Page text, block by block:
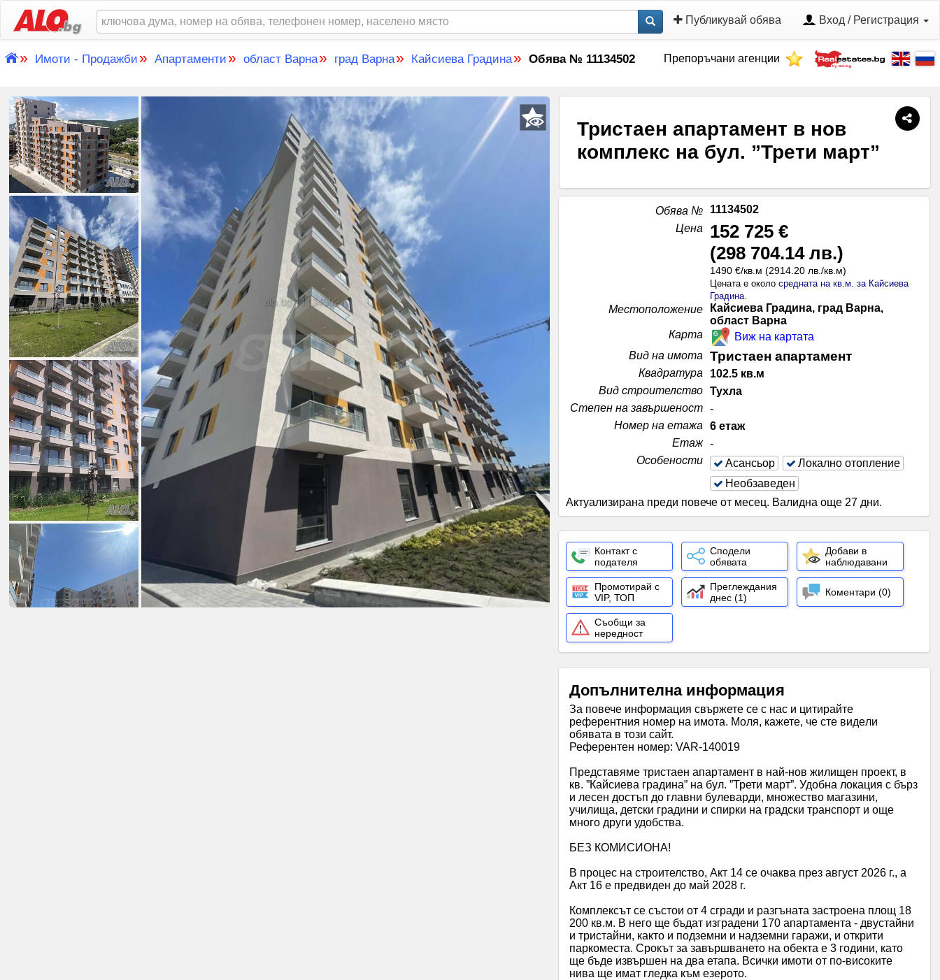
Публикувай обява Вход / Регистрация
Препоръчани агенции
» Имоти - Продажби » Апартаменти » област Варна» град Варна» Кайсиева Градина» Обява № 11134502
Тристаен апартамент в нов
комплекс на бул. ”Трети март”
Обява №
11134502
Цена
152 725 €
(298 704.14 лв.)
1490 €/кв.м (2914.20 лв./кв.м)
Цената е околосредната на кв.м. за Кайсиева
Градина
Местоположение
Кайсиева Градина, град Варна,
област Варна
Карта
Виж на картата
Вид на имота
Тристаен апартамент
Квадратура
102.5 кв.м
Вид строителство Тухла
Степен на завършеност -
Номер на етажа
6 етаж
Етаж -
Особености
Асансьор
Локално отопление
Необзаведен
Актуализирана преди повече от месец. Валидна още 27 дни.
Контакт с
подателя
Сподели
обявата
Добави в
наблюдавани
Промотирай с
VIP, ТОП
Преглеждания
днес (1)
Коментари (0)
Съобщи за
нередност
Допълнителна информация
За повече информация свържете се с нас и цитирайте
референтния номер на имота. Моля, кажете, че сте видeли
обявата в този сайт.
Референтен номер: VAR-140019
Представяме тристаен апартамент в най-нов жилищен проект, в
кв. ”Кайсиева градина” на бул. ”Трети март”. Удобна локация с бърз
и лесен достъп до главни булеварди, множество магазини,
училища, детски градини и спирки на градски транспорт и още
много други удобства.
БЕЗ КОМИСИОНА!
В процес на строителство, Акт 14 се очаква през август 2026 г., а
Акт 16 е предвиден до май 2028 г.
Комплексът се състои от 4 сгради и разгъната застроена площ 18
200 кв.м. В него ще бъдат изградени 170 апартамента - двустайни
и тристайни, както и подземни и надземни гаражи, и открити
паркоместа. Срокът за завършването на обекта е 3 години, като
ще бъде извършен на два етапа. Всички имоти от по-високите
нива ще имат гледка към езерото.